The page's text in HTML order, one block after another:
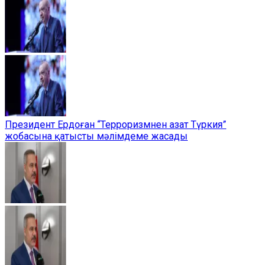
Президент Ердоған “Терроризмнен азат Түркия”
жобасына қатысты мәлімдеме жасады